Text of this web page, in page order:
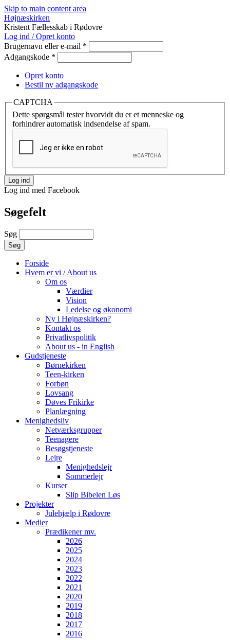
Skip to main content area
Højnæskirken
Kristent Fællesskab i Rødovre
Log ind / Opret konto
Brugernavn eller e-mail *
Adgangskode *
Opret konto
Bestil ny adgangskode
CAPTCHA
Dette spørgsmål tester hvorvidt du er et menneske og
forhindrer automatisk indsendelse af spam.
Log ind med Facebook
Søgefelt
Søg
Forside
Hvem er vi / About us
Om os
Værdier
Vision
Ledelse og økonomi
Ny i Højnæskirken?
Kontakt os
Privatlivspolitik
About us - in English
Gudstjeneste
Børnekirken
Teen-kirken
Forbøn
Lovsang
Døves Frikirke
Planlægning
Menighedsliv
Netværksgrupper
Teenagere
Besøgstjeneste
Lejre
Menighedslejr
Sommerlejr
Kurser
Slip Bibelen Løs
Projekter
Julehjælp i Rødovre
Medier
Prædikener mv.
2026
2025
2024
2023
2022
2021
2020
2019
2018
2017
2016